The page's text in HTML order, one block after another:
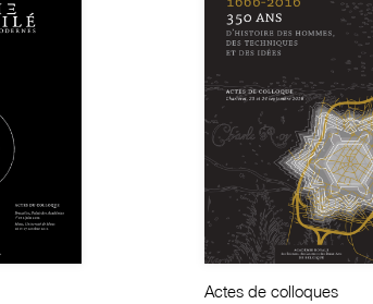
Actes de colloques